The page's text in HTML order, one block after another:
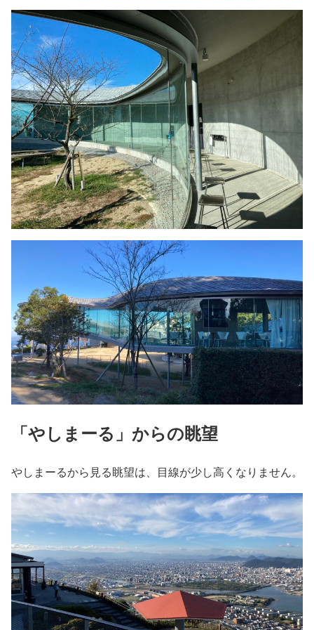
「やしまーる」からの眺望
やしまーるから見る眺望は、目線が少し高くなりません。